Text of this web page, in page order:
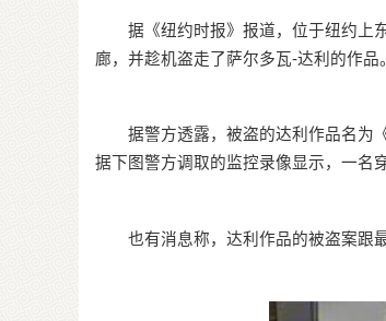
据《纽约时报》报道，位于纽约上东
廊，并趁机盗走了萨尔多瓦-达利的作品。
据警方透露，被盗的达利作品名为《
据下图警方调取的监控录像显示，一名
也有消息称，达利作品的被盗案跟最